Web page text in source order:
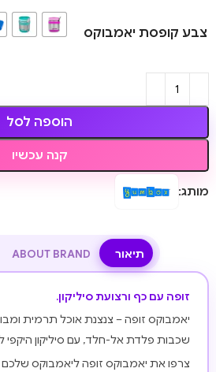
צבע קופסת יאמבוקס
הוספה לסל
קנה עכשיו
מותג:
תיאור ABOUT BRAND
זופה עם כף ורצועת סיליקון.
יאמבוקס זופה – צנצנת אוכל תרמית
שכבות פלדת אל-חלד, עם סיליקון היקפי
צרפו את יאמבוקס זופה ליאמבוקס שלכם